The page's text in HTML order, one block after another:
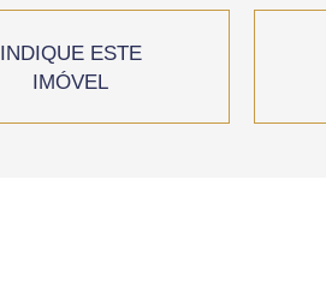
INDIQUE ESTE
IMÓVEL